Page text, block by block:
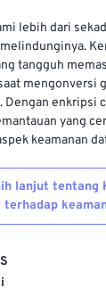
lebih dari
tangguh
mengonversi
Dengan enkripsi
yang
keamanan
lanjut tentang
terhadap